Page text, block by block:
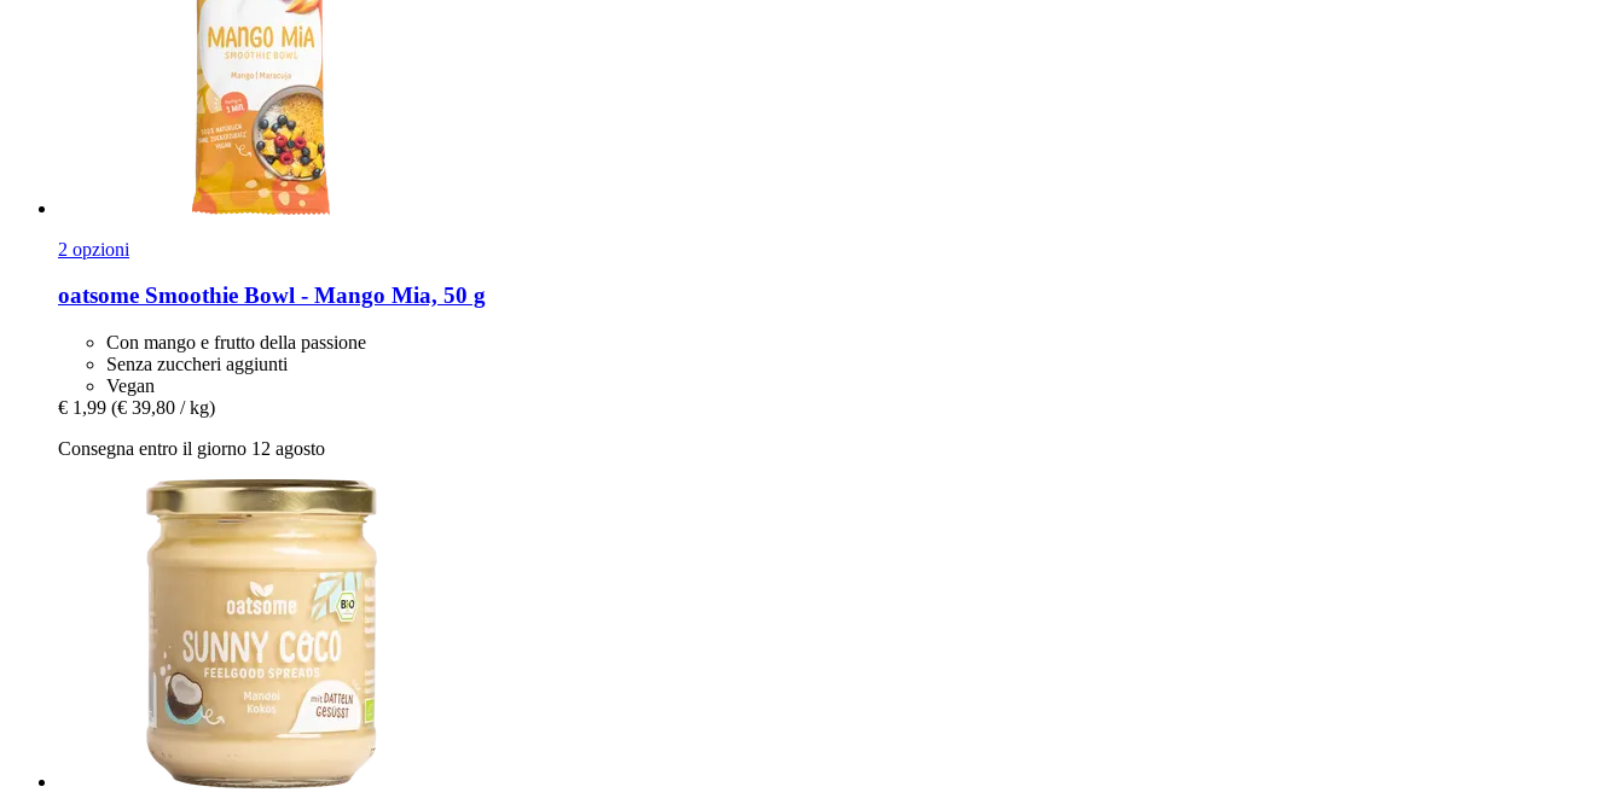
2 opzioni
oatsome Smoothie Bowl -​ Mango Mia, 50 g
Con mango e frutto della passione
Senza zuccheri aggiunti
Vegan
€ 1,99 (€ 39,80 / kg)
Consegna entro il giorno 12 agosto